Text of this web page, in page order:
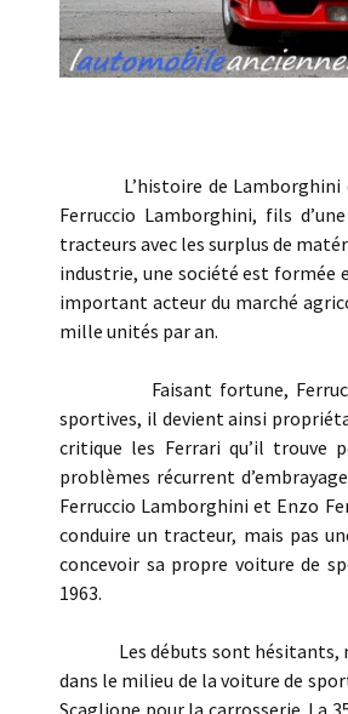
L’histoire de Lamborghini
Ferruccio Lamborghini, fils
tracteurs avec les surplus de
industrie, une société est formée
important acteur du marché
mille unités par an.
Faisant fortune, Ferruccio
sportives, il devient ainsi
critique les Ferrari qu’il trouve
problèmes récurrent
Ferruccio Lamborghini et Enzo
conduire un tracteur, mais pas
concevoir sa propre voiture de
1963.
Les débuts sont hésitants,
dans le milieu de la voiture de
Scaglione pour la carrosserie. La